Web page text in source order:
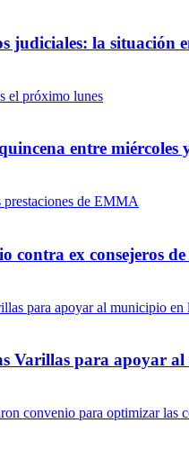
judiciales: la situación
entre miércoles
contra ex consejeros
Varillas para apoyar al